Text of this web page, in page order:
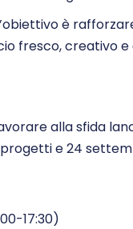
è
fresco, creativo
alla sfida
e 24
17:30)